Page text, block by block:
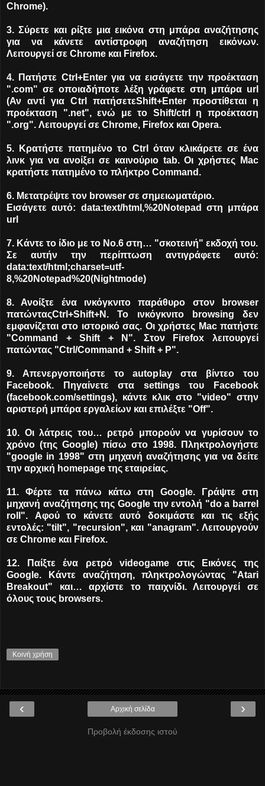
Chrome).
3. Σύρετε και ρίξτε μια εικόνα στη μπάρα αναζήτησης
για να κάνετε αντίστροφη αναζήτηση εικόνων.
Λειτουργεί σε Chrome και Firefox.
4. Πατήστε Ctrl+Enter για να εισάγετε την προέκταση
".com" σε οποιαδήποτε λέξη γράφετε στη μπάρα url
(Αν αντί για Ctrl πατήσετεShift+Enter προστίθεται η
προέκταση ".net", ενώ με το Shift/ctrl η προέκταση
".org". Λειτουργεί σε Chrome, Firefox και Opera.
5. Κρατήστε πατημένο το Ctrl όταν κλικάρετε σε ένα
λινκ για να ανοίξει σε καινούριο tab. Οι χρήστες Mac
κρατήστε πατημένο το πλήκτρο Command.
6. Μετατρέψτε τον browser σε σημειωματάριο.
Εισάγετε αυτό: data:text/html,%20Notepad στη μπάρα
url
7. Κάντε το ίδιο με το Νο.6 στη… "σκοτεινή" εκδοχή του.
Σε αυτήν την περίπτωση αντιγράφετε αυτό:
data:text/html;charset=utf-
8,%20Notepad%20(Nightmode)
8. Ανοίξτε ένα ινκόγκνιτο παράθυρο στον browser
πατώνταςCtrl+Shift+N. Το ινκόγκνιτο browsing δεν
εμφανίζεται στο ιστορικό σας. Οι χρήστες Mac πατήστε
"Command + Shift + N". Στον Firefox λειτουργεί
πατώντας "Ctrl/Command + Shift + P".
9. Απενεργοποιήστε το autoplay στα βίντεο του
Facebook. Πηγαίνετε στα settings του Facebook
(facebook.com/settings), κάντε κλικ στο "video" στην
αριστερή μπάρα εργαλείων και επιλέξτε "Off".
10. Οι λάτρεις του… ρετρό μπορούν να γυρίσουν το
χρόνο (της Google) πίσω στο 1998. Πληκτρολογήστε
"google in 1998" στη μηχανή αναζήτησης για να δείτε
την αρχική homepage της εταιρείας.
11. Φέρτε τα πάνω κάτω στη Google. Γράψτε στη
μηχανή αναζήτησης της Google την εντολή "do a barrel
roll". Αφού το κάνετε αυτό δοκιμάστε και τις εξής
εντολές: "tilt", "recursion", και "anagram". Λειτουργούν
σε Chrome και Firefox.
12. Παίξτε ένα ρετρό videogame στις Εικόνες της
Google. Κάντε αναζήτηση, πληκτρολογώντας "Atari
Breakout" και… αρχίστε το παιχνίδι. Λειτουργεί σε
όλους τους browsers.
Κοινή χρήση
‹ ›
Αρχική σελίδα
Προβολή έκδοσης ιστού